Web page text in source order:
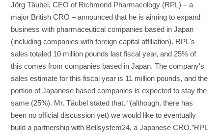
Jörg Täubel, CEO of Richmond Pharmacology (RPL) – a
major British CRO – announced that he is aiming to expand
business with pharmaceutical companies based in Japan
(including companies with foreign capital affiliation). RPL's
sales totaled 10 million pounds last fiscal year, and 25% of
this comes from companies based in Japan. The company's
sales estimate for this fiscal year is 11 million pounds, and the
portion of Japanese based companies is expected to stay the
same (25%). Mr. Täubel stated that, “(although, there has
been no official discussion yet) we would like to eventually
build a partnership with Bellsystem24, a Japanese CRO.”RPL